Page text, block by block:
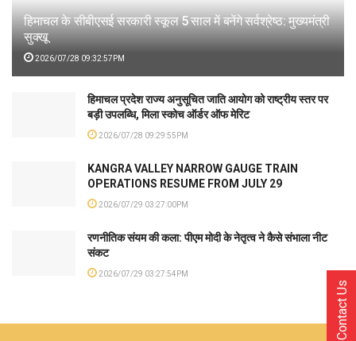
हिमाचल के सीबीएसई सरकारी स्कूल 5 साल में बनेंगे सर्वश्रेष्ठ: मुख्यमंत्री
सुक्खू
2026/07/28 09:32:57PM
हिमाचल प्रदेश राज्य अनुसूचित जाति आयोग को राष्ट्रीय स्तर पर
बड़ी उपलब्धि, मिला स्कोच ऑर्डर ऑफ मेरिट
2026/07/28 09:29:55PM
KANGRA VALLEY NARROW GAUGE TRAIN
OPERATIONS RESUME FROM JULY 29
2026/07/29 03:27:00PM
रणनीतिक संयम की कला: पीएम मोदी के नेतृत्व ने कैसे संभाला नीट
संकट
2026/07/29 03:27:54PM
Contact Us